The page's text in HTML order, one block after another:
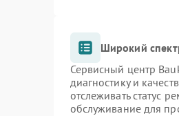
Широкий
Сервисный центр
диагностику и
отслеживать статус
обслуживание для